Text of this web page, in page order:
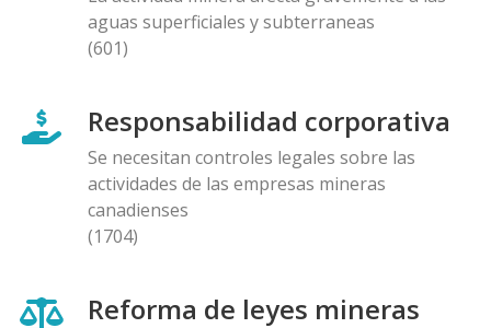
aguas superficiales y subterraneas
(601)
Responsabilidad corporativa
Se necesitan controles legales sobre las
actividades de las empresas mineras
canadienses
(1704)
Reforma de leyes mineras